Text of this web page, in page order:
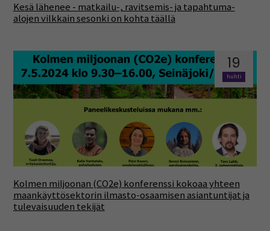
Kesä lähenee - matkailu-, ravitsemis- ja tapahtuma-
alojen vilkkain sesonki on kohta täällä
19
huhti
Kolmen miljoonan (CO2e) konferenssi kokoaa yhteen
maankäyttösektorin ilmasto-osaamisen asiantuntijat ja
tulevaisuuden tekijät